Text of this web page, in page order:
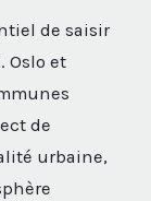
de saisir
Oslo et
de
urbaine,